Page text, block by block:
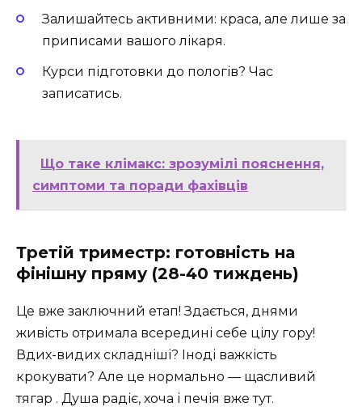
Залишайтесь активними: краса, але лише за
приписами вашого лікаря.
Курси підготовки до пологів? Час
записатись.
Що таке клімакс: зрозумілі пояснення,
симптоми та поради фахівців
Третій триместр: готовність на
фінішну пряму (28-40 тиждень)
Це вже заключний етап! Здається, днями
живість отримала всередині себе цілу гору!
Вдих-видих складніші? Іноді важкість
крокувати? Але це нормально — щасливий
тягар . Душа радіє, хоча і печія вже тут.